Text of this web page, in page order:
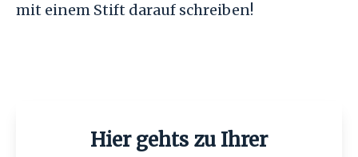
mit einem Stift darauf schreiben!
Hier gehts zu Ihrer